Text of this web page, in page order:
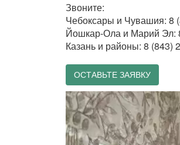
Звоните:
Чебоксары и Чувашия: 8
Йошкар-Ола и Марий Эл:
Казань и районы: 8 (843)
ОСТАВЬТЕ ЗАЯВКУ